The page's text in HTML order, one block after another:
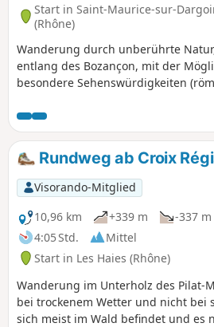
Start in Saint-Maurice-sur-
(Rhône)
Wanderung durch unberührte
entlang des Bozançon, mit der
besondere Sehenswürdigkeiten
Rundweg ab Croix
Visorando-Mitglied
10,96 km
+339 m
-337 m
4:05 Std.
Mittel
Start in Les Haies (Rhône)
Wanderung im Unterholz des Pilat-
bei trockenem Wetter und nicht bei
sich meist im Wald befindet und es